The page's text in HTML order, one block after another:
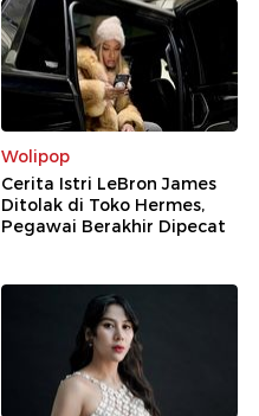
Wolipop
Cerita Istri LeBron James
Ditolak di Toko Hermes,
Pegawai Berakhir Dipecat